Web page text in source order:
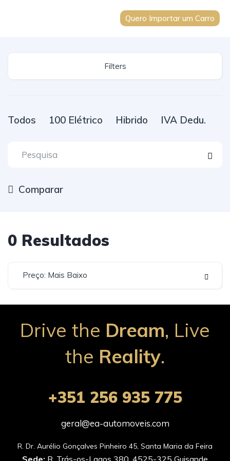
Quero Importar um Carro
Filters
Todos 100 Elétrico Hibrido IVA Dedu.
Comparar
0 Resultados
Preço: Mais Baixo
Drive the Dream, Live
the Reality.
+351 256 935 775
geral@ea-automoveis.com